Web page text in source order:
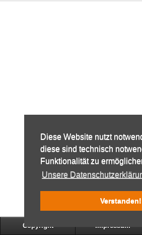
Diese Website nutzt
diese sind technisch
Funktionalität zu
Unsere
Verstanden!
Copyright Impressum